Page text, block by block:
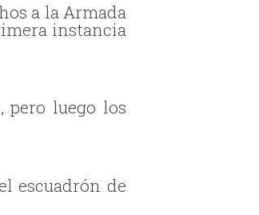
a la Armada
instancia
pero luego los
escuadrón de